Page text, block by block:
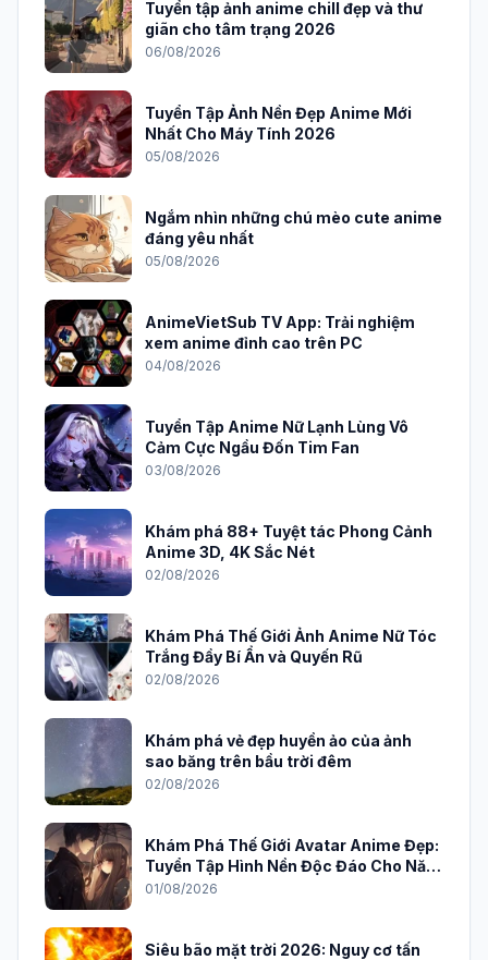
Tuyển tập ảnh anime chill đẹp và thư
giãn cho tâm trạng 2026
06/08/2026
Tuyển Tập Ảnh Nền Đẹp Anime Mới
Nhất Cho Máy Tính 2026
05/08/2026
Ngắm nhìn những chú mèo cute anime
đáng yêu nhất
05/08/2026
AnimeVietSub TV App: Trải nghiệm
xem anime đỉnh cao trên PC
04/08/2026
Tuyển Tập Anime Nữ Lạnh Lùng Vô
Cảm Cực Ngầu Đốn Tim Fan
03/08/2026
Khám phá 88+ Tuyệt tác Phong Cảnh
Anime 3D, 4K Sắc Nét
02/08/2026
Khám Phá Thế Giới Ảnh Anime Nữ Tóc
Trắng Đầy Bí Ẩn và Quyến Rũ
02/08/2026
Khám phá vẻ đẹp huyền ảo của ảnh
sao băng trên bầu trời đêm
02/08/2026
Khám Phá Thế Giới Avatar Anime Đẹp:
Tuyển Tập Hình Nền Độc Đáo Cho Năm
2026
01/08/2026
Siêu bão mặt trời 2026: Nguy cơ tấn